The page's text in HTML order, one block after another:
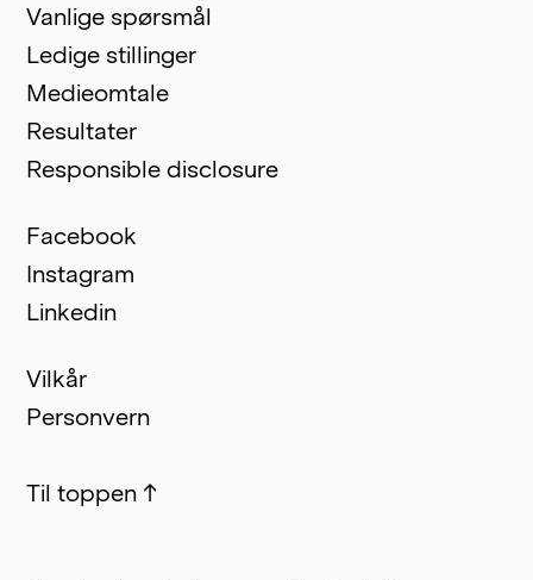
Vanlige spørsmål
Ledige stillinger
Medieomtale
Resultater
Responsible disclosure
Facebook
Instagram
Linkedin
Vilkår
Personvern
Til toppen ↑